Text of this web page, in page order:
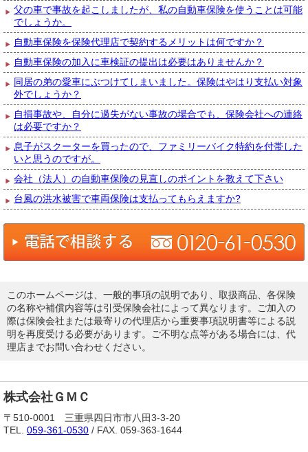
父の車で事故を起こしましたが、私の自動車保険を使うことは可能
でしょうか。
自動車保険を保険代理店で契約するメリットは何ですか？
自動車保険の加入に車検証の提出は必要はありませんか？
同居の弟の愛車にぶつけてしまいました。保険はやはり支払い対象
外でしょうか？
自損事故や、自分に過失がない事故の場合でも、保険会社への連絡
は必要ですか？
息子がスクーターを買ったので、ファミリーバイク特約を付帯した
いと思うのですが。
会社（法人）の自動車保険の見直しのポイントを教えて下さい
台風の洪水被害で車両保険は支払ってもらえますか?
このホームページは、一般的事項の説明であり、取扱商品、各保険
の名称や補償内容等は引受保険会社によって異なります。ご加入の
際は保険会社または最寄りの代理店から重要事項説明書等による説
明を再度受ける必要があります。ご不明な点等がある場合には、代
理店までお問い合わせください。
株式会社ＧＭＣ
〒510-0001 三重県四日市市八田3-3-20
TEL. 059-361-0530 / FAX. 059-363-1644